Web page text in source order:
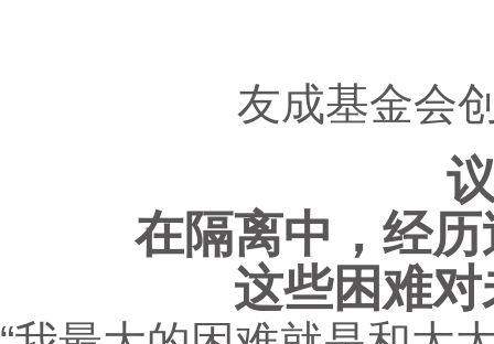
友成基金会
在隔离中，经
这些困难